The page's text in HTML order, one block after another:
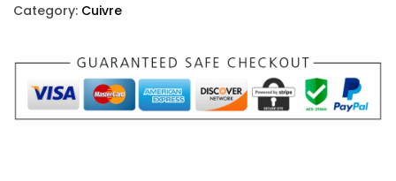
Category: Cuivre